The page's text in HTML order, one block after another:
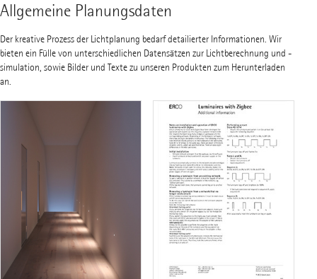
Allgemeine Planungsdaten
Der kreative Prozess der Lichtplanung bedarf detailierter Informationen. Wir
bieten ein Fülle von unterschiedlichen Datensätzen zur Lichtberechnung und -
simulation, sowie Bilder und Texte zu unseren Produkten zum Herunterladen
an.